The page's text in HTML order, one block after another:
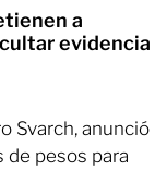
a
evidencia
Svarch, anunció
de pesos para